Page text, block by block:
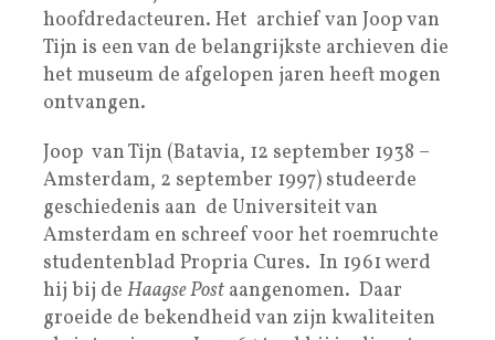
hoofdredacteuren. Het archief van Joop van
Tijn is een van de belangrijkste archieven die
het museum de afgelopen jaren heeft mogen
ontvangen.
Joop van Tijn (Batavia, 12 september 1938 –
Amsterdam, 2 september 1997) studeerde
geschiedenis aan de Universiteit van
Amsterdam en schreef voor het roemruchte
studentenblad Propria Cures. In 1961 werd
hij bij de Haagse Post aangenomen. Daar
groeide de bekendheid van zijn kwaliteiten